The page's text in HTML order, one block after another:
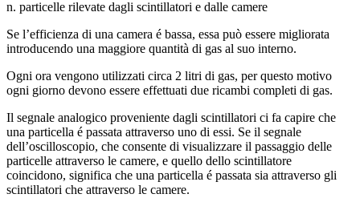
n. particelle rilevate dagli scintillatori e dalle camere
Se l’efficienza di una camera é bassa, essa può essere migliorata
introducendo una maggiore quantità di gas al suo interno.
Ogni ora vengono utilizzati circa 2 litri di gas, per questo motivo
ogni giorno devono essere effettuati due ricambi completi di gas.
Il segnale analogico proveniente dagli scintillatori ci fa capire che
una particella é passata attraverso uno di essi. Se il segnale
dell’oscilloscopio, che consente di visualizzare il passaggio delle
particelle attraverso le camere, e quello dello scintillatore
coincidono, significa che una particella é passata sia attraverso gli
scintillatori che attraverso le camere.